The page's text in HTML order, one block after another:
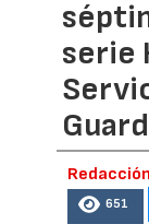
serie
651